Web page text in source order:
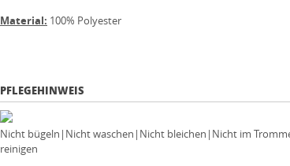
Material: 100% Polyester
PFLEGEHINWEIS
Nicht bügeln|Nicht waschen|Nicht bleichen|Nicht im
reinigen